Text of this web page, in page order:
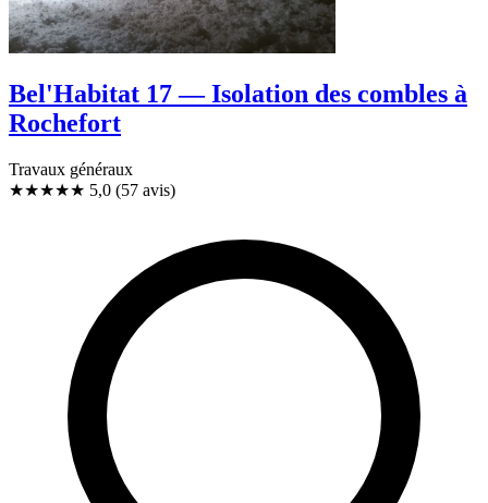
Bel'Habitat 17 — Isolation des combles à
Rochefort
Travaux généraux
★★★★★ 5,0 (57 avis)